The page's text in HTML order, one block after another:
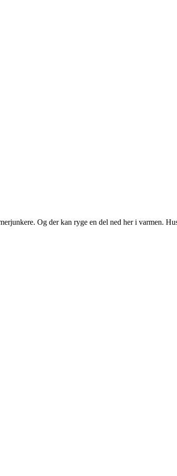
Og der kan ryge en del ned her i varmen.